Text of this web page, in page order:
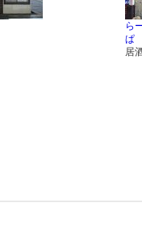
ら
ぱ
居